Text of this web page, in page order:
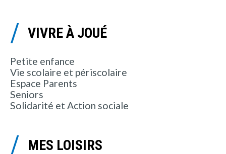
VIVRE À JOUÉ
Petite enfance
Vie scolaire et périscolaire
Espace Parents
Seniors
Solidarité et Action sociale
MES LOISIRS